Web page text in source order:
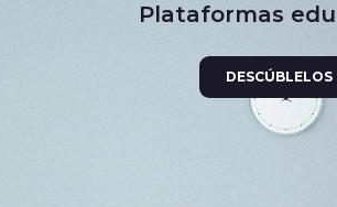
Plataformas
DESCÚBLELOS